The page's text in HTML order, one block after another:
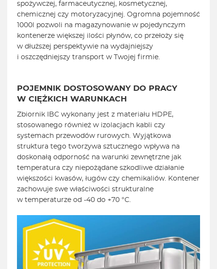
spożywczej, farmaceutycznej, kosmetycznej,
chemicznej czy motoryzacyjnej. Ogromna pojemność
1000l pozwoli na magazynowanie w pojedynczym
kontenerze większej ilości płynów, co przełoży się
w dłuższej perspektywie na wydajniejszy
i oszczędniejszy transport w Twojej firmie.
POJEMNIK DOSTOSOWANY DO PRACY
W CIĘŻKICH WARUNKACH
Zbiornik IBC wykonany jest z materiału HDPE,
stosowanego również w izolacjach kabli czy
systemach przewodów rurowych. Wyjątkowa
struktura tego tworzywa sztucznego wpływa na
doskonałą odporność na warunki zewnętrzne jak
temperatura czy niepożądane szkodliwe działanie
większości kwasów, ługów czy chemikaliów. Kontener
zachowuje swe właściwości strukturalne
w temperaturze od -40 do +70 °C.